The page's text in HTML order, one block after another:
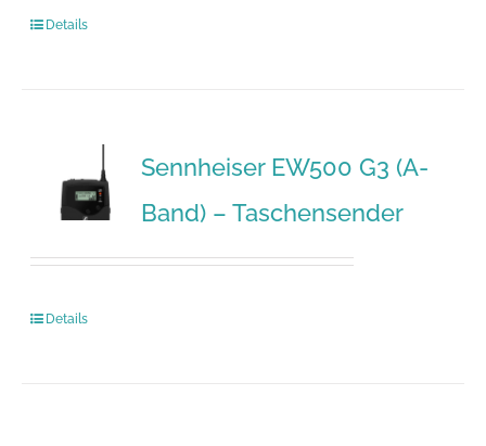
Details
Sennheiser EW500 G3 (A-
Band) – Taschensender
Details